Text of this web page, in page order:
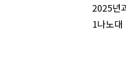
2025
1나노